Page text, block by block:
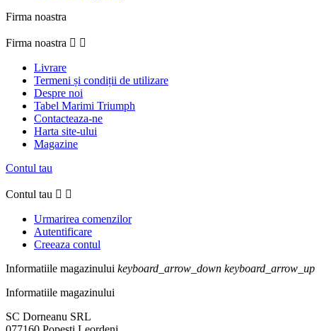
Firma noastra
Firma noastra  
Livrare
Termeni și condiții de utilizare
Despre noi
Tabel Marimi Triumph
Contacteaza-ne
Harta site-ului
Magazine
Contul tau
Contul tau  
Urmarirea comenzilor
Autentificare
Creeaza contul
Informatiile magazinului keyboard_arrow_down keyboard_arrow_up
Informatiile magazinului
SC Dorneanu SRL